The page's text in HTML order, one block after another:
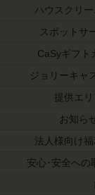
ハウスクリ
スポットサ
CaSyギフト
ジョリーキャ
提供エリ
お知らせ
法人様向け
安心･安全への